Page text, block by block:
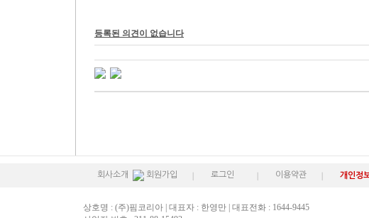
등록된 의견이 없습니다
회사소개 회원가입 로그인 이용약관 개인정
상호명 : (주)핌코리아 | 대표자 : 한영만 | 대표전화 : 1644-9445